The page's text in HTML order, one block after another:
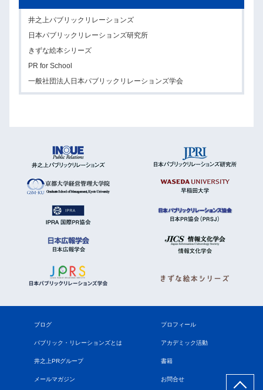
井之上パブリックリレーションズ
日本パブリックリレーションズ研究所
きずな絵本シリーズ
PR for School
一般社団法人日本パブリックリレーションズ学会
ブログ プロフィール
パブリック・リレーションズとは アカデミック活動
井之上PRグループ 書籍
メールマガジン お問合せ